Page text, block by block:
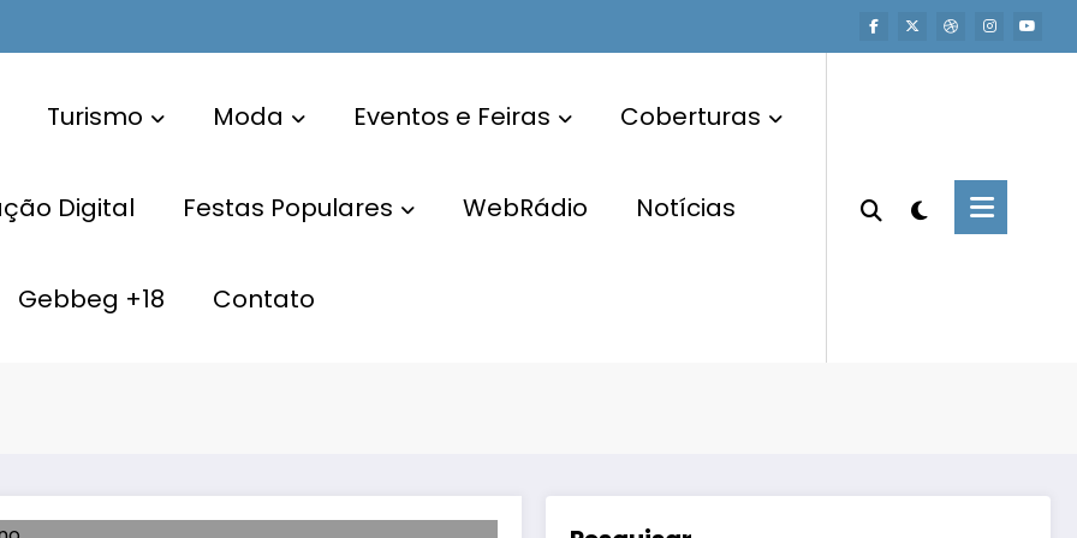
Turismo Moda Eventos e Feiras Coberturas
Digital Festas Populares WebRádio Notícias
Gebbeg +18 Contato